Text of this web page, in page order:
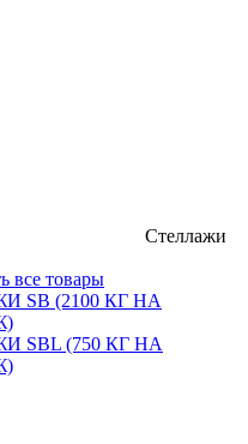
Стеллажи
все товары
SB (2100 КГ НА
SBL (750 КГ НА